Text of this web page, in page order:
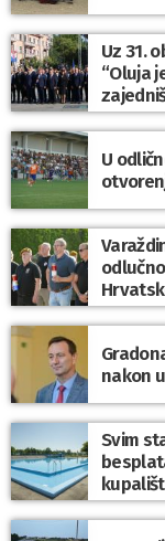
Uz 31.
“Oluja
U
nakon
Svim